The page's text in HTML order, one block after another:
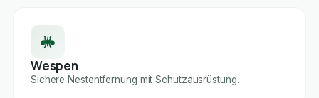
Wespen
Sichere Nestentfernung mit Schutzausrüstung.